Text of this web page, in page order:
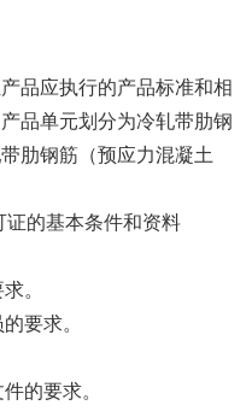
品应执行的产品标准和相
品单元划分为冷轧带肋钢
肋钢筋（预应力混凝土
证的基本条件和资料
。
要求。
的要求。